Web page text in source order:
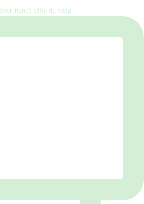
Ranch ville du vælg